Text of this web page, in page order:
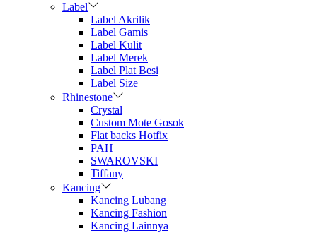
Label
Label Akrilik
Label Gamis
Label Kulit
Label Merek
Label Plat Besi
Label Size
Rhinestone
Crystal
Custom Mote Gosok
Flat backs Hotfix
PAH
SWAROVSKI
Tiffany
Kancing
Kancing Lubang
Kancing Fashion
Kancing Lainnya